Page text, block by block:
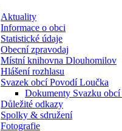
Aktuality
Informace o obci
Statistické údaje
Obecní zpravodaj
Místní knihovna Dlouhomilov
Hlášení rozhlasu
Svazek obcí Povodí Loučka
Dokumenty Svazku
Důležité odkazy
Spolky & sdružení
Fotografie